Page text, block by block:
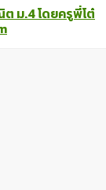
ม.4 โดยครูพี่โต๋